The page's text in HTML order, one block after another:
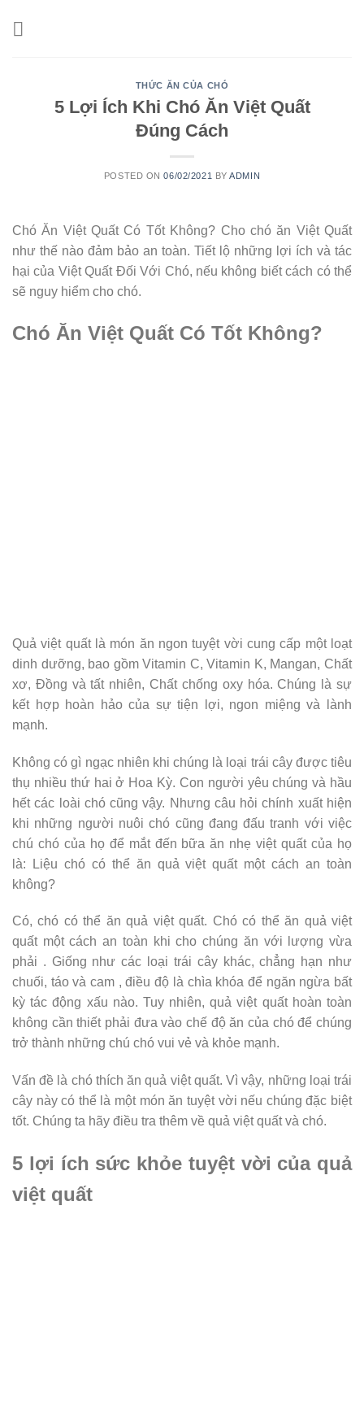
THỨC ĂN CỦA CHÓ
5 Lợi Ích Khi Chó Ăn Việt Quất
Đúng Cách
POSTED ON06/02/2021 BYADMIN
Chó Ăn Việt Quất Có Tốt Không? Cho chó ăn Việt Quất
như thế nào đảm bảo an toàn. Tiết lộ những lợi ích và tác
hại của Việt Quất Đối Với Chó, nếu không biết cách có thể
sẽ nguy hiểm cho chó.
Chó Ăn Việt Quất Có Tốt Không?
Quả việt quất là món ăn ngon tuyệt vời cung cấp một loạt
dinh dưỡng, bao gồm Vitamin C, Vitamin K, Mangan, Chất
xơ, Đồng và tất nhiên, Chất chống oxy hóa. Chúng là sự
kết hợp hoàn hảo của sự tiện lợi, ngon miệng và lành
mạnh.
Không có gì ngạc nhiên khi chúng là loại trái cây được tiêu
thụ nhiều thứ hai ở Hoa Kỳ. Con người yêu chúng và hầu
hết các loài chó cũng vậy. Nhưng câu hỏi chính xuất hiện
khi những người nuôi chó cũng đang đấu tranh với việc
chú chó của họ để mắt đến bữa ăn nhẹ việt quất của họ
là: Liệu chó có thể ăn quả việt quất một cách an toàn
không?
Có, chó có thể ăn quả việt quất. Chó có thể ăn quả việt
quất một cách an toàn khi cho chúng ăn với lượng vừa
phải . Giống như các loại trái cây khác, chẳng hạn như
chuối, táo và cam , điều độ là chìa khóa để ngăn ngừa bất
kỳ tác động xấu nào. Tuy nhiên, quả việt quất hoàn toàn
không cần thiết phải đưa vào chế độ ăn của chó để chúng
trở thành những chú chó vui vẻ và khỏe mạnh.
Vấn đề là chó thích ăn quả việt quất. Vì vậy, những loại trái
cây này có thể là một món ăn tuyệt vời nếu chúng đặc biệt
tốt. Chúng ta hãy điều tra thêm về quả việt quất và chó.
5 lợi ích sức khỏe tuyệt vời của quả
việt quất